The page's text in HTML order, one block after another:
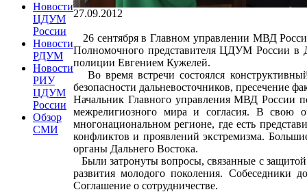
Новости
ЦДУМ
России
Новости
РДУМ
Новости
РИУ
ЦДУМ
России
Обзор
СМИ
27.09.2012
26 сентября в Главном управлении МВД
Полномочного представителя ЦДУМ России в
полиции Евгением Кужелей.
Во время встречи состоялся
безопасности дальневосточников, пресечение
Начальник Главного управления МВД России
межрелигиозного мира и согласия. В свою
многонациональном регионе, где есть
конфликтов и проявлений экстремизма.
органы Дальнего Востока.
Были затронуты вопросы, связанные с
развития молодого поколения. Собеседники
Соглашение о сотрудничестве.